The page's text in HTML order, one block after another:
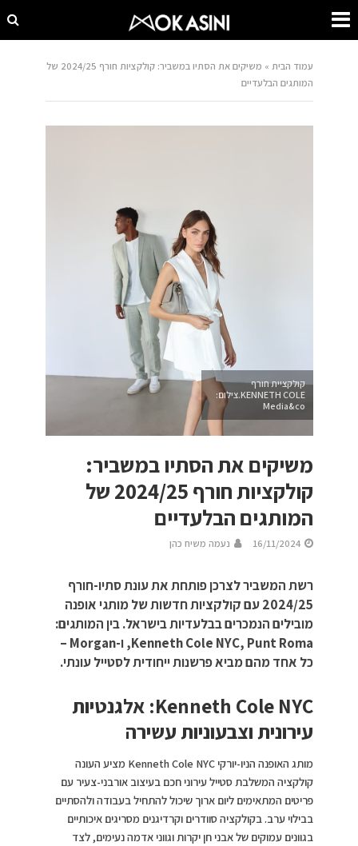
עמוד הבית »
משיקים את הסתיו במשביר: קולקציות חורף 2024/25 של
המותגים הבלעדיים
קולקציית חורף
KENNETH COLE.צילום:
Media&co
משיקים את הסתיו במשביר:
קולקציות חורף 2024/25 של
המותגים הבלעדיים
16/11/2024 נעמה משיח כהן
רשת המשביר לצרכן פותחת את עונת סתיו-חורף
2024/25 עם קולקציות חדשות של מותגי אופנה
מובילים הנמכרים בבלעדיות בישראל. בין המותגים:
Kenneth Cole NYC, Punt Roma, ו-Morgan –
כל אחד מהם מביא פרשנות ייחודית לסטייל עונתי.
Kenneth Cole NYC: אלגנטיות
עירונית וצבעוניות עשירה
מותג האופנה הניו-יורקי Kenneth Cole NYC מציע העונה
קולקציה המשלבת סטייל עירוני חכם בעיצוב אורבני-צעיר עם
פריטים המתאימים ליום ארוך שיכול להתחיל בעבודה ולהסתיים
בבילוי ערב. בקולקציה סוודרים וקרדיגנים מסריגים איכותיים
בגוונים עמוקים של אבני חן יקרות וגווני אדמה נעימים, לצד